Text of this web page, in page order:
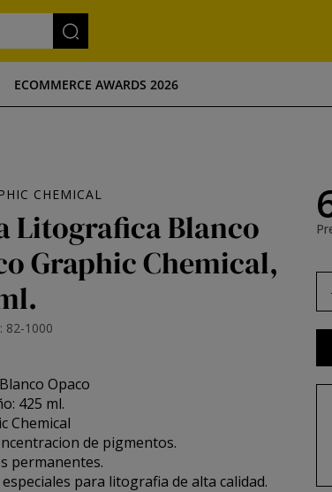
ECOMMERCE AWARDS 2026
CHEMICAL
Litografica Blanco
Graphic Chemical,
82-1000
Opaco
425 ml.
Chemical
de pigmentos.
permanentes.
para litografia de alta calidad.